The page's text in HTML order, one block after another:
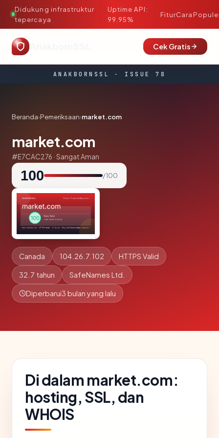
Didukung infrastruktur
tepercaya
·
Uptime API:
99.95%
FiturCara
Cek Gratis
ANAKBORNSSL · ISSUE 78
Beranda›Pemeriksaan›market.com
market.com
#E7CAC276 · Sangat Aman
100 / 100
Canada 104.26.7.102 HTTPS Valid
32.7 tahun SafeNames Ltd.
Diperbarui3 bulan yang lalu
Di dalam market.com:
hosting, SSL, dan
WHOIS